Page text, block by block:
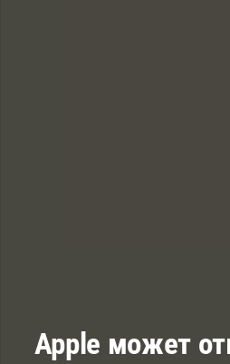
Apple может